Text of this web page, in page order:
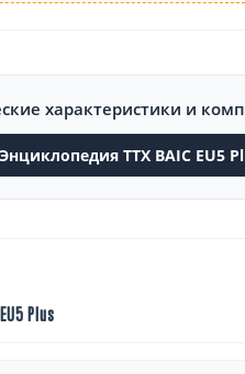
характеристики и
Энциклопедия ТТХ BAIC EU5
Plus